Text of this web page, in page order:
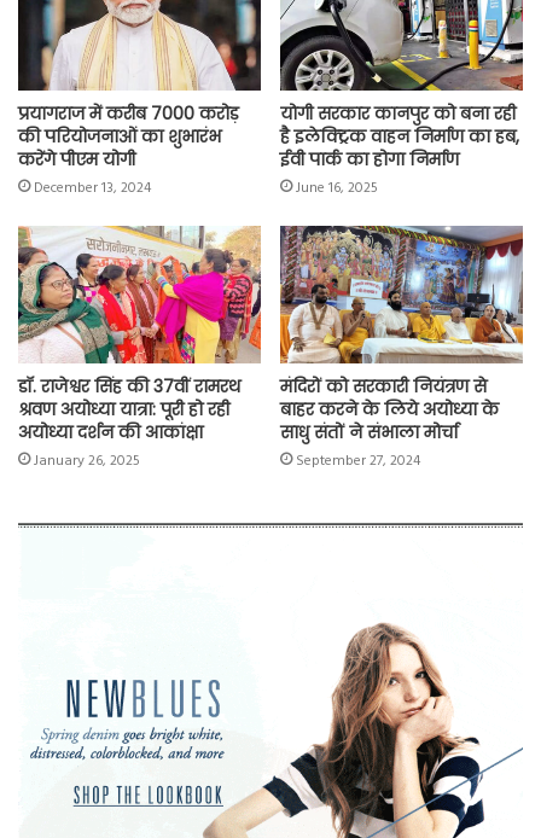
प्रयागराज में करीब 7000 करोड़
की परियोजनाओं का शुभारंभ
करेंगे पीएम योगी
December 13, 2024
योगी सरकार कानपुर को बना रही
है इलेक्ट्रिक वाहन निर्माण का हब,
ईवी पार्क का होगा निर्माण
June 16, 2025
डॉ. राजेश्वर सिंह की 37वीं रामरथ
श्रवण अयोध्या यात्रा: पूरी हो रही
अयोध्या दर्शन की आकांक्षा
January 26, 2025
मंदिरों को सरकारी नियंत्रण से
बाहर करने के लिये अयोध्या के
साधु संतों ने संभाला मोर्चा
September 27, 2024